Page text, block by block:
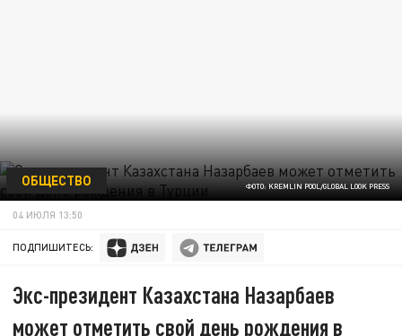
ФОТО: KREMLIN POOL/GLOBAL LOOK PRESS
ОБЩЕСТВО
04 ИЮЛЯ 13:50
ПОДПИШИТЕСЬ:
Экс-президент Казахстана Назарбаев
может отметить свой день рождения в